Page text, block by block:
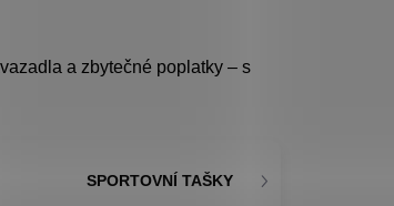
a zbytečné poplatky – s
SPORTOVNÍ TAŠKY